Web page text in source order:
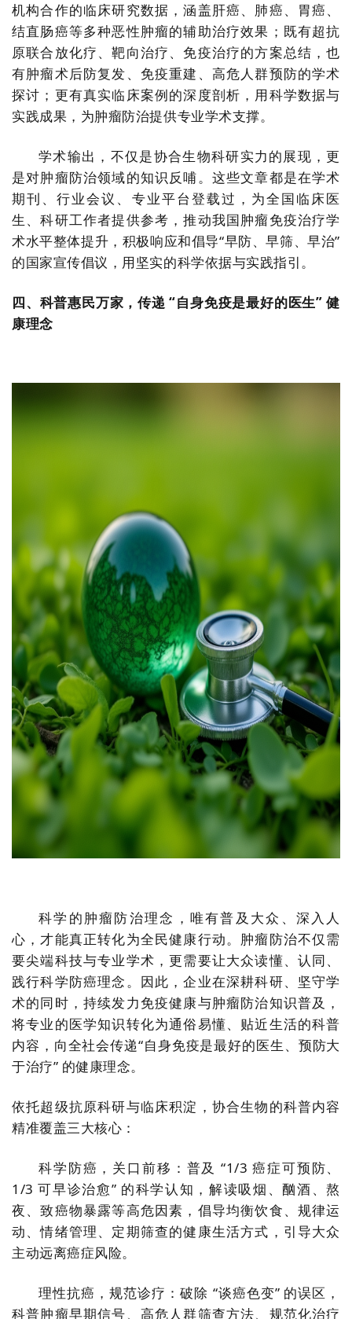
机构合作的临床研究数据，涵盖肝癌、肺癌、胃癌、
结直肠癌等多种恶性肿瘤的辅助治疗效果；既有超抗
原联合放化疗、靶向治疗、免疫治疗的方案总结，也
有肿瘤术后防复发、免疫重建、高危人群预防的学术
探讨；更有真实临床案例的深度剖析，用科学数据与
实践成果，为肿瘤防治提供专业学术支撑。
学术输出，不仅是协合生物科研实力的展现，更
是对肿瘤防治领域的知识反哺。这些文章都是在学术
期刊、行业会议、专业平台登载过，为全国临床医
生、科研工作者提供参考，推动我国肿瘤免疫治疗学
术水平整体提升，积极响应和倡导“早防、早筛、早治”
的国家宣传倡议，用坚实的科学依据与实践指引。
四、科普惠民万家，传递 “自身免疫是最好的医生” 健
康理念
科学的肿瘤防治理念，唯有普及大众、深入人
心，才能真正转化为全民健康行动。肿瘤防治不仅需
要尖端科技与专业学术，更需要让大众读懂、认同、
践行科学防癌理念。因此，企业在深耕科研、坚守学
术的同时，持续发力免疫健康与肿瘤防治知识普及，
将专业的医学知识转化为通俗易懂、贴近生活的科普
内容，向全社会传递“自身免疫是最好的医生、预防大
于治疗” 的健康理念。
依托超级抗原科研与临床积淀，协合生物的科普内容
精准覆盖三大核心：
科学防癌，关口前移：普及 “1/3 癌症可预防、
1/3 可早诊治愈” 的科学认知，解读吸烟、酗酒、熬
夜、致癌物暴露等高危因素，倡导均衡饮食、规律运
动、情绪管理、定期筛查的健康生活方式，引导大众
主动远离癌症风险。
理性抗癌，规范诊疗：破除 “谈癌色变” 的误区，
科普肿瘤早期信号、高危人群筛查方法、规范化治疗